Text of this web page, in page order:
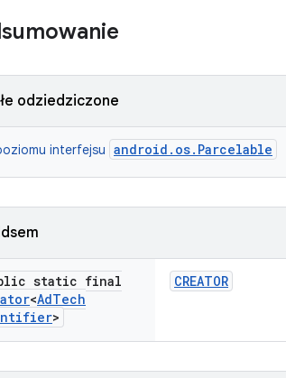
odziedziczone
interfejsu android.os.Parcelable
static final
<AdTech
>
CREATOR